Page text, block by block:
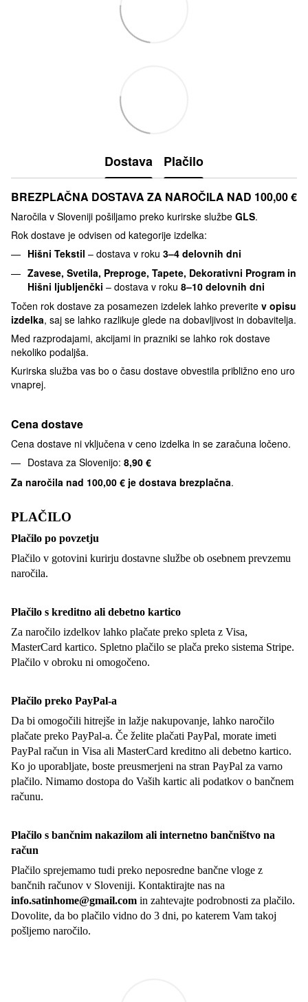
Dostava Plačilo
BREZPLAČNA DOSTAVA ZA NAROČILA NAD 100,00 €
Naročila v Sloveniji pošiljamo preko kurirske službe GLS.
Rok dostave je odvisen od kategorije izdelka:
Hišni Tekstil – dostava v roku 3–4 delovnih dni
Zavese, Svetila, Preproge, Tapete, Dekorativni Program in
Hišni ljubljenčki – dostava v roku 8–10 delovnih dni
Točen rok dostave za posamezen izdelek lahko preverite v opisu
izdelka, saj se lahko razlikuje glede na dobavljivost in dobavitelja.
Med razprodajami, akcijami in prazniki se lahko rok dostave
nekoliko podaljša.
Kurirska služba vas bo o času dostave obvestila približno eno uro
vnaprej.
Cena dostave
Cena dostave ni vključena v ceno izdelka in se zaračuna ločeno.
Dostava za Slovenijo: 8,90 €
Za naročila nad 100,00 € je dostava brezplačna.
PLAČILO
Plačilo po povzetju
Plačilo v gotovini kurirju dostavne službe ob osebnem prevzemu
naročila.
Plačilo s kreditno ali debetno kartico
Za naročilo izdelkov lahko plačate preko spleta z Visa,
MasterCard kartico. Spletno plačilo se plača preko sistema Stripe.
Plačilo v obroku ni omogočeno.
Plačilo preko PayPal-a
Da bi omogočili hitrejše in lažje nakupovanje, lahko naročilo
plačate preko PayPal-a. Če želite plačati PayPal, morate imeti
PayPal račun in Visa ali MasterCard kreditno ali debetno kartico.
Ko jo uporabljate, boste preusmerjeni na stran PayPal za varno
plačilo. Nimamo dostopa do Vaših kartic ali podatkov o bančnem
računu.
Plačilo s bančnim nakazilom ali internetno bančništvo na
račun
Plačilo sprejemamo tudi preko neposredne bančne vloge z
bančnih računov v Sloveniji. Kontaktirajte nas na
info.satinhome@gmail.com in zahtevajte podrobnosti za plačilo.
Dovolite, da bo plačilo vidno do 3 dni, po katerem Vam takoj
pošljemo naročilo.